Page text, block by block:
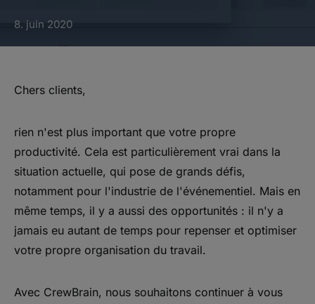
8. juin 2020
Chers clients,
rien n'est plus important que votre propre
productivité. Cela est particulièrement vrai dans la
situation actuelle, qui pose de grands défis,
notamment pour l'industrie de l'événementiel. Mais en
même temps, il y a aussi des opportunités : il n'y a
jamais eu autant de temps pour repenser et optimiser
votre propre organisation du travail.
Avec CrewBrain, nous souhaitons continuer à vous